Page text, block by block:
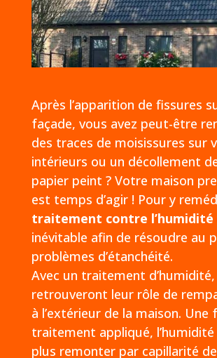
Après l’apparition de fissures
façade, vous avez peut-être
des traces de moisissures sur
intérieurs ou un décollement
papier peint ? Votre maison
est temps d’agir ! Pour y
traitement contre l’humidité
inévitable afin de résoudre au
problèmes d’étanchéité.
Avec un traitement
retrouveront leur rôle de
à l’extérieur de la maison. Une
traitement appliqué,
plus remonter par capillarité